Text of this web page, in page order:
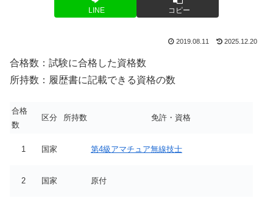
LINE コピー
2019.08.11 2025.12.20
合格数：試験に合格した資格数
所持数：履歴書に記載できる資格の数
合格
数
区分 所持数 免許・資格
1 国家 第4級アマチュア無線技士
2 国家 原付